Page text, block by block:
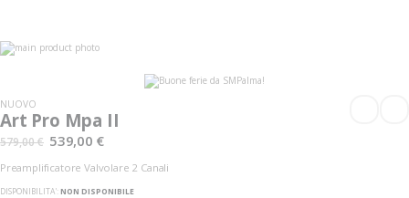
Vai
alla
galleria
di
immagini
galleria
di
immagini
NUOVO
Art Pro Mpa II
579,00 € 539,00 €
Preamplificatore Valvolare 2 Canali
DISPONIBILITA':NON DISPONIBILE